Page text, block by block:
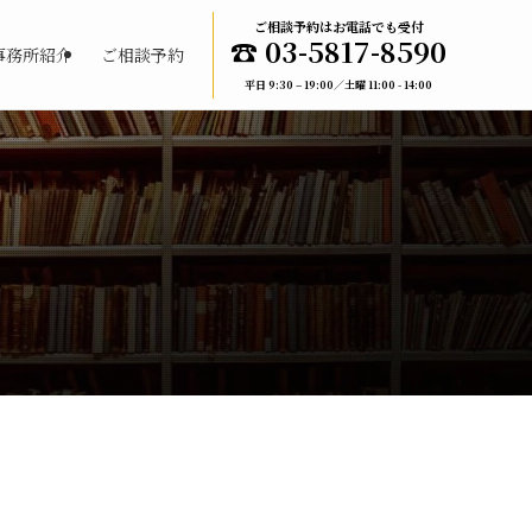
務所紹介 ご相談予約
ご相談予約はお電話でも受付
☎︎ 03-5817-8590
平日 9:30 – 19:00／土曜 11:00 - 14:00